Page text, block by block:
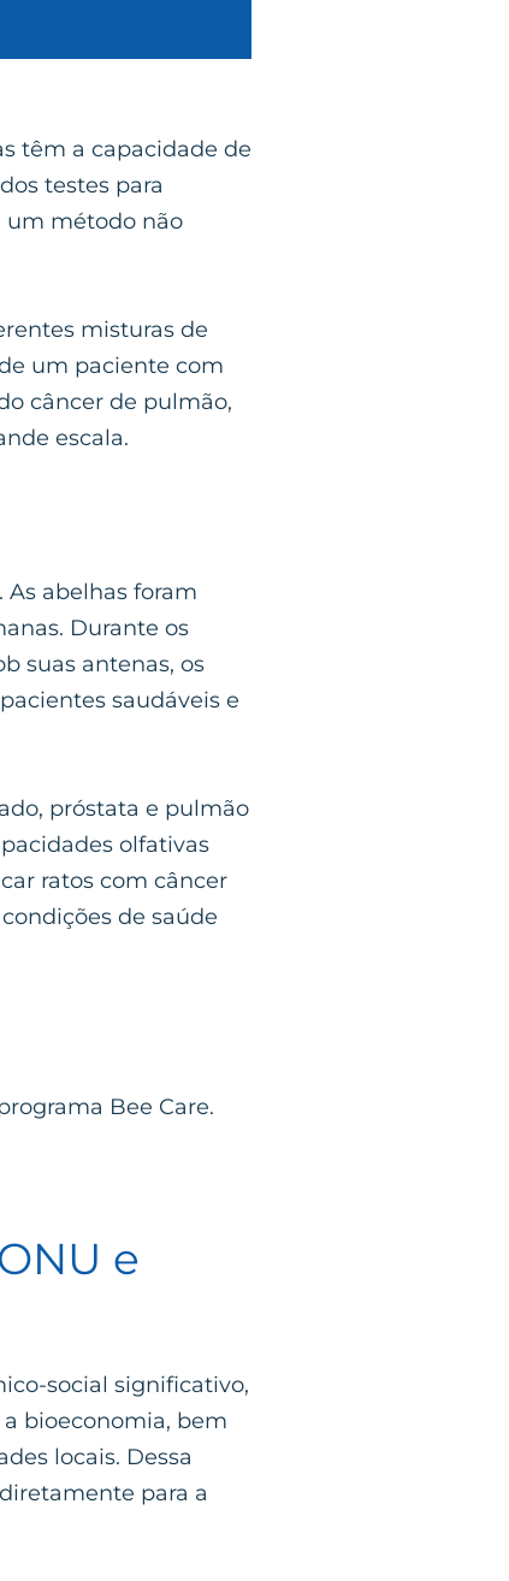
têm a capacidade de
testes para
um método não
misturas de
um paciente com
câncer de pulmão,
escala.
abelhas foram
Durante os
suas antenas, os
saudáveis e
próstata e pulmão
olfativas
ratos com câncer
de saúde
Bee Care.
e
social significativo,
bioeconomia, bem
locais. Dessa
para a